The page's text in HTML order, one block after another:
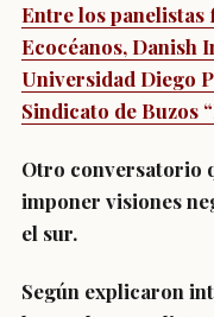
Entre los panelistas
Ecocéanos, Danish
Universidad Diego
Sindicato de Buzos
Otro conversatorio
imponer visiones
el sur.
Según explicaron